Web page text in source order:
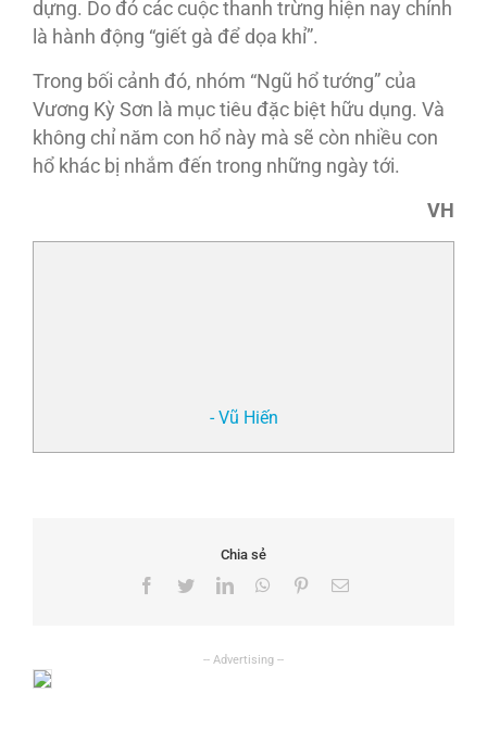
dựng. Do đó các cuộc thanh trừng hiện nay chính
là hành động “giết gà để dọa khỉ”.
Trong bối cảnh đó, nhóm “Ngũ hổ tướng” của
Vương Kỳ Sơn là mục tiêu đặc biệt hữu dụng. Và
không chỉ năm con hổ này mà sẽ còn nhiều con
hổ khác bị nhắm đến trong những ngày tới.
VH
- Vũ Hiến
Chia sẻ
Facebook
TwitterLinkedInWhatsApp
PinterestEmail